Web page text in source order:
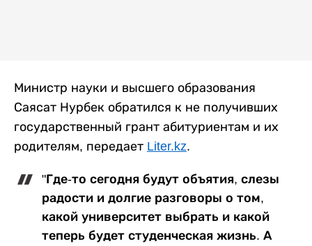
Министр науки и высшего образования
Саясат Нурбек обратился к не получивших
государственный грант абитуриентам и их
родителям, передает Liter.kz.
"Где-то сегодня будут объятия, слезы
радости и долгие разговоры о том,
какой университет выбрать и какой
теперь будет студенческая жизнь. А